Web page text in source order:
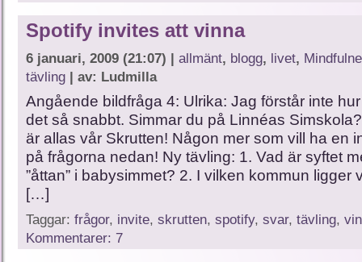
Spotify invites att vinna
6 januari, 2009 (21:07) | allmänt, blogg, livet,
tävling | av: Ludmilla
Angående bildfråga 4: Ulrika: Jag förstår inte
det så snabbt. Simmar du på Linnéas
är allas vår Skrutten! Någon mer som vill ha en
på frågorna nedan! Ny tävling: 1. Vad är syftet
”åttan” i babysimmet? 2. I vilken kommun ligger
[…]
Taggar: frågor, invite, skrutten, spotify, svar, tävling,
Kommentarer: 7